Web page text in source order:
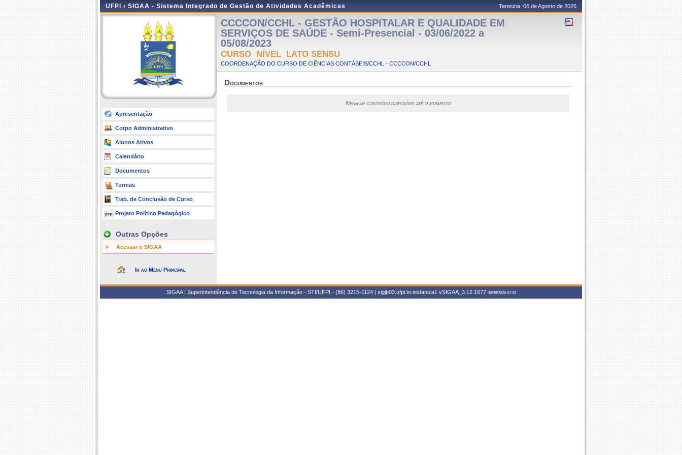
UFPI › SIGAA - Sistema Integrado de Gestão de Atividades Acadêmicas Teresina, 06 de Agosto de 2026
Apresentação
Corpo Administrativo
Alunos Ativos
Calendário
Documentos
Turmas
Trab. de Conclusão de Curso
Projeto Político Pedagógico
Outras Opções
Acessar o SIGAA
Ir ao Menu Principal
CCCCON/CCHL - GESTÃO HOSPITALAR E QUALIDADE EM
SERVIÇOS DE SAÚDE - Semi-Presencial - 03/06/2022 a
05/08/2023
CURSO NÍVEL LATO SENSU
COORDENAÇÃO DO CURSO DE CIÊNCIAS CONTÁBEIS/CCHL - CCCCON/CCHL
Documentos
Nenhum conteúdo disponível até o momento
SIGAA | Superintendência de Tecnologia da Informação - STI/UFPI - (86) 3215-1124 | sigjb03.ufpi.br.instancia1 vSIGAA_3.12.1677 06/08/2026 07:39